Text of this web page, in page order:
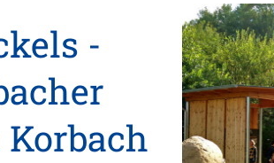
-